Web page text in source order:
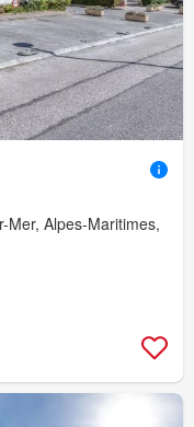
Mer, Alpes-Maritimes,